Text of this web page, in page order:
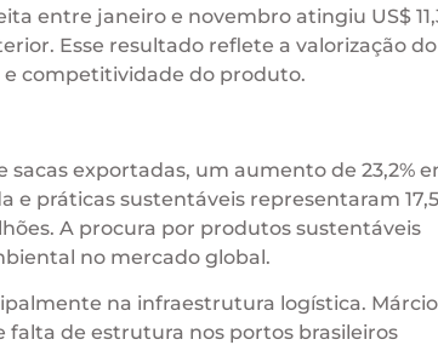
entre janeiro e novembro atingiu US$
Esse resultado reflete a valorização
e competitividade do produto.
exportadas, um aumento de 23,2%
e práticas sustentáveis representaram
A procura por produtos sustentáveis
no mercado global.
na infraestrutura logística. Márcio
falta de estrutura nos portos brasileiros